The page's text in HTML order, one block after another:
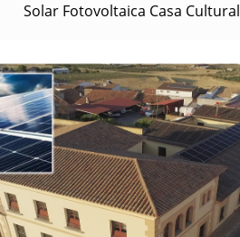
Solar Fotovoltaica Casa Cultural